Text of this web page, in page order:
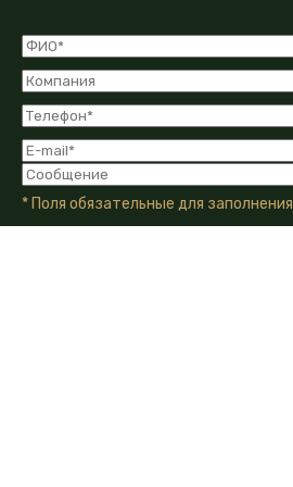
* Поля обязательные для заполнения